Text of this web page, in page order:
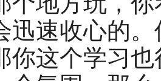
迅速收心的
你这个学习